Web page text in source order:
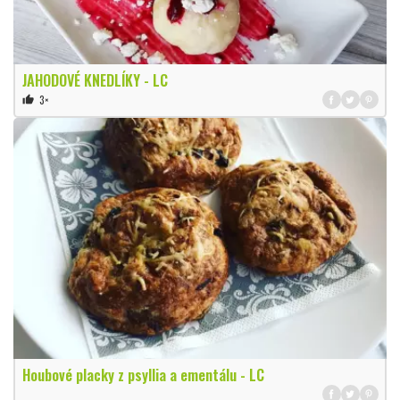
JAHODOVÉ KNEDLÍKY - LC
thumb_up 3×
Houbové placky z psyllia a ementálu - LC